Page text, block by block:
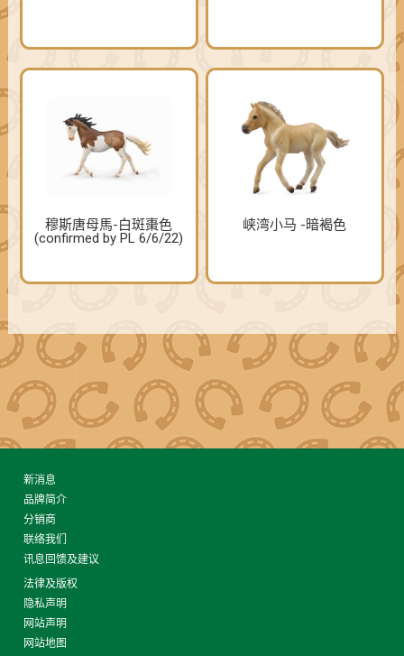
穆斯唐母馬-白斑棗色
(confirmed by PL 6/6/22)
峡湾小马 -暗褐色
新消息
品牌简介
分销商
联络我们
讯息回馈及建议
法律及版权
隐私声明
网站声明
网站地图